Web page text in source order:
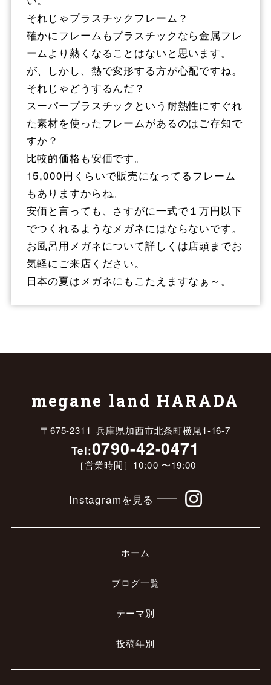
それじゃプラスチックフレーム？
確かにフレームもプラスチックなら金属フレ
ームより熱くなることはないと思います。
が、しかし、熱で変形する方が心配ですね。
それじゃどうするんだ？
スーパープラスチックという耐熱性にすぐれ
た素材を使ったフレームがあるのはご存知で
すか？
比較的価格も安価です。
15,000円くらいで販売になってるフレーム
もありますからね。
安価と言っても、さすがに一式で１万円以下
でつくれるようなメガネにはならないです。
お風呂用メガネについて詳しくは店頭までお
気軽にご来店ください。
日本の夏はメガネにもこたえますなぁ～。
megane land HARADA
〒675-2311 兵庫県加西市北条町横尾1-16-7
Tel:0790-42-0471
［営業時間］10:00 〜19:00
Instagramを見る
ホーム
ブログ一覧
テーマ別
投稿年別